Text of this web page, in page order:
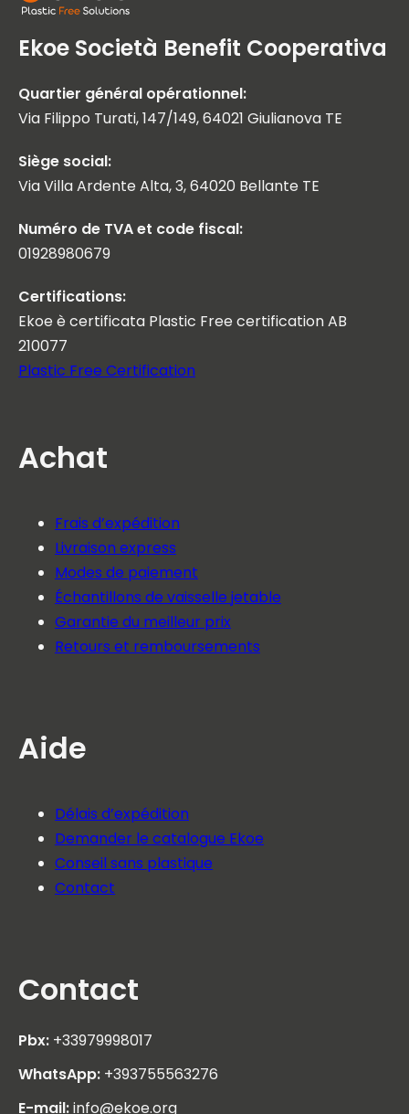
Ekoe Società Benefit Cooperativa
Quartier général opérationnel:
Via Filippo Turati, 147/149, 64021 Giulianova TE
Siège social:
Via Villa Ardente Alta, 3, 64020 Bellante TE
Numéro de TVA et code fiscal:
01928980679
Certifications:
Ekoe è certificata Plastic Free certification AB
210077
Plastic Free Certification
Achat
Frais d’expédition
Livraison express
Modes de paiement
Échantillons de vaisselle jetable
Garantie du meilleur prix
Retours et remboursements
Aide
Délais d’expédition
Demander le catalogue Ekoe
Conseil sans plastique
Contact
Contact
Pbx: +33979998017
WhatsApp: +393755563276
E-mail:info@ekoe.org